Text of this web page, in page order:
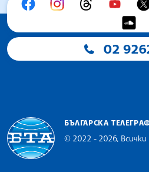
02
БЪЛГАРСКА
© 2022 - 2026, Всички